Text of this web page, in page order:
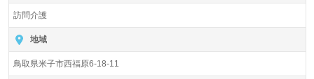
訪問介護
地域
鳥取県米子市西福原6-18-11